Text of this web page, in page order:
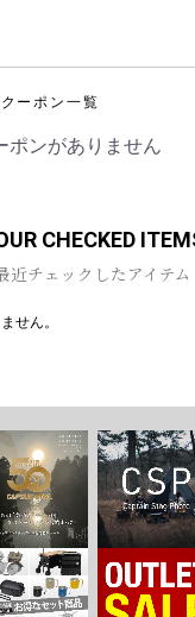
を続ける カートへ
クーポン一覧
ポンがありません
CHECKED
近チェックしたアイテム
せん。